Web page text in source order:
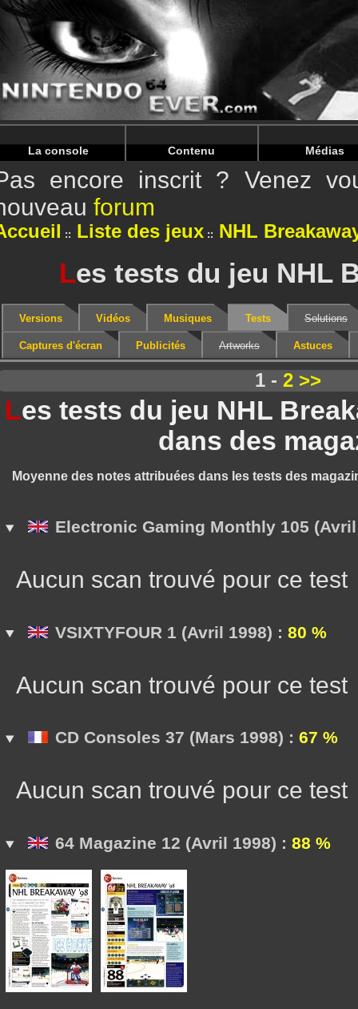
Warning: Undefined array key "HTTP_REFERER" in /
Warning: Undefined array key "HTTP_REFERER" in /
La console Contenu Médias
encore inscrit ? Venez
forum
Liste des jeux NHL
Les tests du jeu NHL
Versions Vidéos Musiques Tests Solutions
Captures d'écran Publicités Artworks Astuces
1 - 2>>
Les tests du jeu NHL
dans des
Moyenne des notes attribuées dans les tests des
Electronic Gaming Monthly 105
Aucun scan trouvé pour ce test
VSIXTYFOUR 1 (Avril 1998) : 80 %
Aucun scan trouvé pour ce test
CD Consoles 37 (Mars 1998) : 67 %
Aucun scan trouvé pour ce test
64 Magazine 12 (Avril 1998) : 88 %